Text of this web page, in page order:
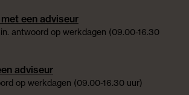
een adviseur
antwoord op werkdagen (09.00-16.30
adviseur
op werkdagen (09.00-16.30 uur)